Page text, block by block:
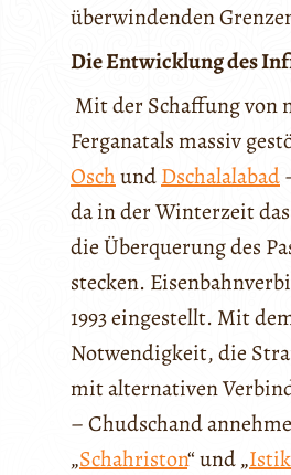
überwindenden
Die Entwicklung des
Mit der Schaffung von
Ferganatals massiv
OschundDschalalabad
da in der Winterzeit
die Überquerung des
stecken.
1993 eingestellt. Mit
Notwendigkeit, die
mit alternativen
– Chudschand
„Schahriston“ und „